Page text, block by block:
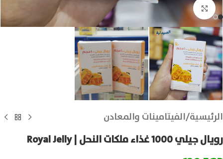
انقر للتكبير
الرئيسية/الفيتامينات والمعادن
رويال جيلي 1000 غذاء ملكات النحل | Royal Jelly